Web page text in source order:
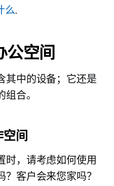
么.
公空间
其中的设备；它还是
合。
间
时，请考虑如何使用
客户会来您家吗？